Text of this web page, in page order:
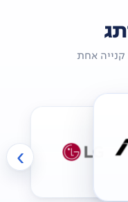
קנייה אחת
›